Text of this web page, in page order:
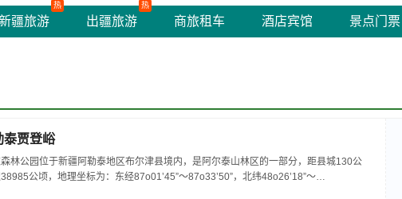
疆旅游
热
出疆旅游
热
商旅租车 酒店宾馆 景点门票
泰贾登峪
林公园位于新疆阿勒泰地区布尔津县境内，是阿尔泰山林区的一部分，距县城130公
公顷，地理坐标为：东经87o01’45”～87o33’50”，北纬48o26’18”～